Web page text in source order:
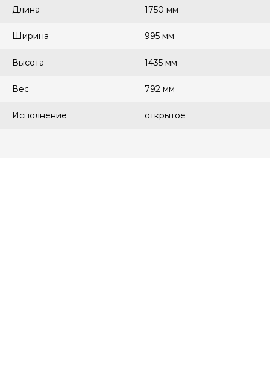
Длина 1750 мм
Ширина 995 мм
Высота 1435 мм
Вес 792 мм
Исполнение открытое